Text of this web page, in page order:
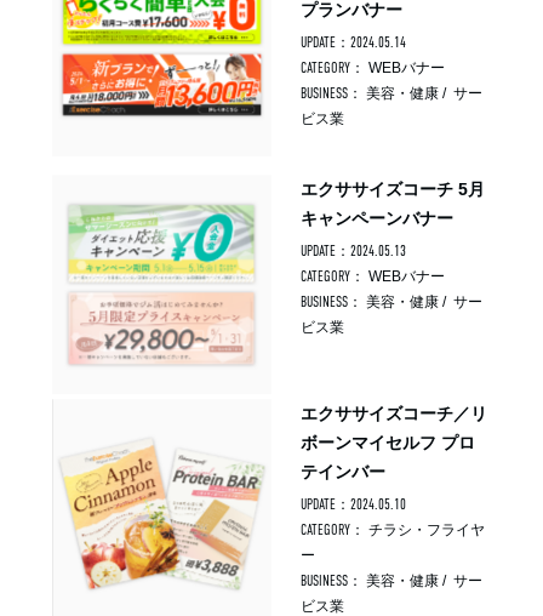
プランバナー
UPDATE：2024.05.14
CATEGORY： WEBバナー
BUSINESS： 美容・健康 / サー
ビス業
エクササイズコーチ 5月
キャンペーンバナー
UPDATE：2024.05.13
CATEGORY： WEBバナー
BUSINESS： 美容・健康 / サー
ビス業
エクササイズコーチ／リ
ボーンマイセルフ プロ
テインバー
UPDATE：2024.05.10
CATEGORY： チラシ・フライヤ
ー
BUSINESS： 美容・健康 / サー
ビス業